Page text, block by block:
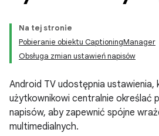
Na tej stronie
Pobieranie obiektu CaptioningManager
Obsługa zmian ustawień napisów
Android TV udostępnia ustawienia,
użytkownikowi centralnie określać
napisów, aby zapewnić spójne
multimedialnych.